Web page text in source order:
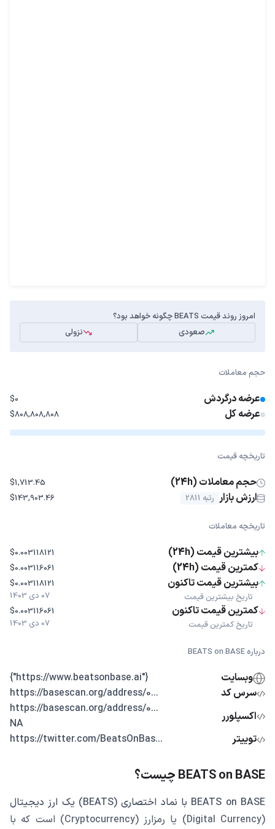
امروز روند قیمت BEATS چگونه خواهد بود؟
صعودی
نزولی
حجم معاملات
عرضه درگردش $0
عرضه کل $808,808,808
تاریخچه قیمت
حجم معاملات (24h) $1,713.45
ارزش بازار رتبه 2811 $143,903.46
تاریخچه معاملات
بیشترین قیمت (24h) $0.003118121
کمترین قیمت (24h) $0.003116061
بیشترین قیمت تاکنون
تاریخ بیشترین قیمت
$0.003118121
07 دی 1403
کمترین قیمت تاکنون
تاریخ کمترین قیمت
$0.003116061
07 دی 1403
درباره BEATS on BASE
وبسایت
{"https://www.beatsonbase.ai"}
سرس کد
...https://basescan.org/address/0
اکسپلورر
...https://basescan.org/address/0
NA
توییتر
...https://twitter.com/BeatsOnBas
BEATS on BASE چیست؟
BEATS on BASE با نماد اختصاری (BEATS) یک ارز دیجیتال
(Digital Currency) یا رمزارز (Cryptocurrency) است که با